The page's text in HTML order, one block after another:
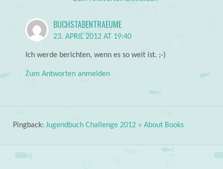
BUCHSTABENTRAEUME
23. APRIL 2012 AT 19:40
Ich werde berichten, wenn es so weit ist. ;-)
Zum Antworten anmelden
Pingback: Jugendbuch Challenge 2012 « About Books